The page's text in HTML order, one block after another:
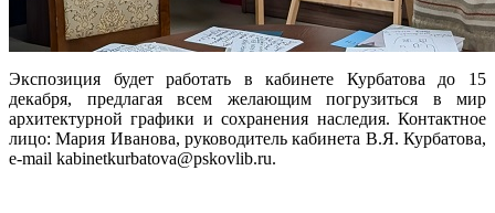
Экспозиция будет работать в кабинете Курбатова до 15
декабря, предлагая всем желающим погрузиться в мир
архитектурной графики и сохранения наследия. Контактное
лицо: Мария Иванова, руководитель кабинета В.Я. Курбатова,
e-mail kabinetkurbatova@pskovlib.ru.